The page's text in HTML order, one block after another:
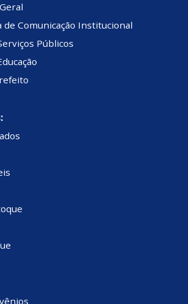
de Comunicação Institucional
Públicos